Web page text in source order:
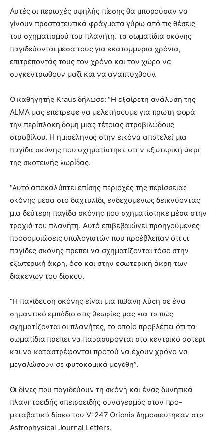
Αυτές οι περιοχές υψηλής πίεσης θα μπορούσαν να
γίνουν προστατευτικά φράγματα γύρω από τις θέσεις
του σχηματισμού του πλανήτη. τα σωματίδια σκόνης
παγιδεύονται μέσα τους για εκατομμύρια χρόνια,
επιτρέποντάς τους τον χρόνο και τον χώρο να
συγκεντρωθούν μαζί και να αναπτυχθούν.
Ο καθηγητής Kraus δήλωσε: “Η εξαίρετη ανάλυση της
ALMA μας επέτρεψε να μελετήσουμε για πρώτη φορά
την περίπλοκη δομή μιας τέτοιας στροβιλώδους
στροβίλου. Η ημισέληνος στην εικόνα αποτελεί μια
παγίδα σκόνης που σχηματίστηκε στην εξωτερική άκρη
της σκοτεινής λωρίδας.
“Αυτό αποκαλύπτει επίσης περιοχές της περίσσειας
σκόνης μέσα στο δαχτυλίδι, ενδεχομένως δεικνύοντας
μια δεύτερη παγίδα σκόνης που σχηματίστηκε μέσα στην
τροχιά του πλανήτη. Αυτό επιβεβαιώνει προηγούμενες
προσομοιώσεις υπολογιστών που προέβλεπαν ότι οι
παγίδες σκόνης πρέπει να σχηματίζονται τόσο στην
εξωτερική άκρη, όσο και στην εσωτερική άκρη των
διακένων του δίσκου.
“Η παγίδευση σκόνης είναι μια πιθανή λύση σε ένα
σημαντικό εμπόδιο στις θεωρίες μας για το πώς
σχηματίζονται οι πλανήτες, το οποίο προβλέπει ότι τα
σωματίδια πρέπει να παρασύρονται στο κεντρικό αστέρι
και να καταστρέφονται προτού να έχουν χρόνο να
μεγαλώσουν σε φυτοκομικά μεγέθη”.
Οι δίνες που παγιδεύουν τη σκόνη και ένας δυνητικά
πλανητοειδής σπειροειδής συναγερμός στον προ-
μεταβατικό δίσκο του V1247 Orionis δημοσιεύτηκαν στο
Astrophysical Journal Letters.